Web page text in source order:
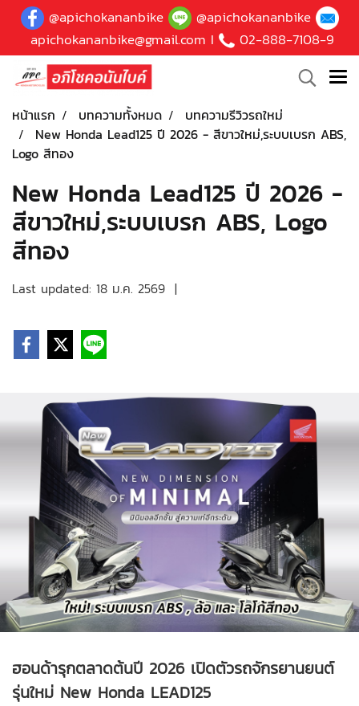
@apichokananbike
@apichokananbike
apichokananbike@gmail.com I 02-888-7108-9
หน้าแรก บทความทั้งหมด
บทความรีวิวรถใหม่
New Honda Lead125 ปี 2026 - สีขาวใหม่,ระบบเบรก ABS,
Logo สีทอง
New Honda Lead125 ปี 2026 -
สีขาวใหม่,ระบบเบรก ABS, Logo
สีทอง
Last updated: 18 ม.ค. 2569 |
ฮอนด้ารุกตลาดต้นปี 2026 เปิดตัวรถจักรยานยนต์
รุ่นใหม่ New Honda LEAD125